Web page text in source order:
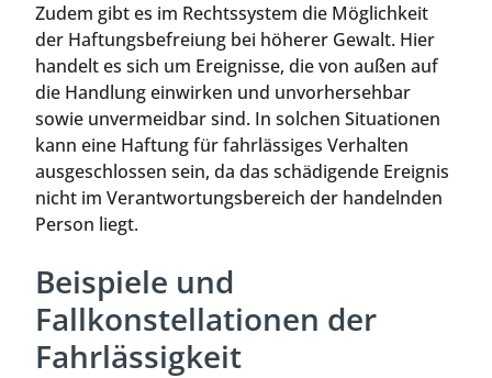
Zudem gibt es im Rechtssystem die Möglichkeit
der Haftungsbefreiung bei höherer Gewalt. Hier
handelt es sich um Ereignisse, die von außen auf
die Handlung einwirken und unvorhersehbar
sowie unvermeidbar sind. In solchen Situationen
kann eine Haftung für fahrlässiges Verhalten
ausgeschlossen sein, da das schädigende Ereignis
nicht im Verantwortungsbereich der handelnden
Person liegt.
Beispiele und
Fallkonstellationen der
Fahrlässigkeit